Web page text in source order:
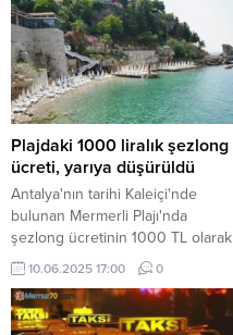
ilettiklerini duyurdu. Teklifin
onaylanması halinde, indi-bindi
ücretinin 175 TL'den 227,50 TL'ye
yükselmesi bekleniyor.
Plajdaki 1000 liralık şezlong
ücreti, yarıya düşürüldü
Antalya'nın tarihi Kaleiçi'nde
bulunan Mermerli Plajı'nda
şezlong ücretinin 1000 TL olarak
uygulanmasına yönelik tepki
sonrası, Antalya Valiliği, şezlong
kiralama bedelinin güncellenerek
500 TL olarak uygulanacağını
10.06.2025 17:00 0